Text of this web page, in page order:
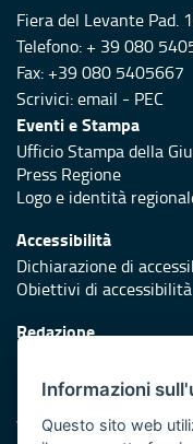
Fiera del Levante
Telefono: + 39 080
Fax: +39 080 5405667
Scrivici:email - PEC
Eventi e Stampa
Ufficio Stampa della
Press Regione
Logo e identità
Accessibilità
Dichiarazione di
Obiettivi di accessibilità
Redazione
Protezione civile
Vai al sito di
Informazioni
Questo sito web